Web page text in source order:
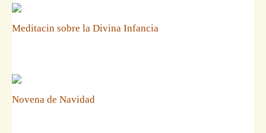
Meditacin sobre la Divina Infancia
Novena de Navidad